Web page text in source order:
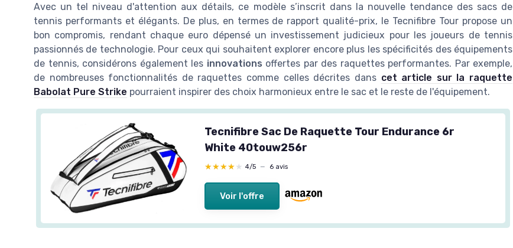
Avec un tel niveau d'attention aux détails, ce modèle s’inscrit dans la nouvelle tendance des sacs de
tennis performants et élégants. De plus, en termes de rapport qualité-prix, le Tecnifibre Tour propose un
bon compromis, rendant chaque euro dépensé un investissement judicieux pour les joueurs de tennis
passionnés de technologie. Pour ceux qui souhaitent explorer encore plus les spécificités des équipements
de tennis, considérons également les innovations offertes par des raquettes performantes. Par exemple,
de nombreuses fonctionnalités de raquettes comme celles décrites dans cet article sur la raquette
Babolat Pure Strike pourraient inspirer des choix harmonieux entre le sac et le reste de l'équipement.
Tecnifibre Sac De Raquette Tour Endurance 6r
White 40touw256r
★★★★★
★★★★★ 4/5 — 6 avis
Voir l'offre